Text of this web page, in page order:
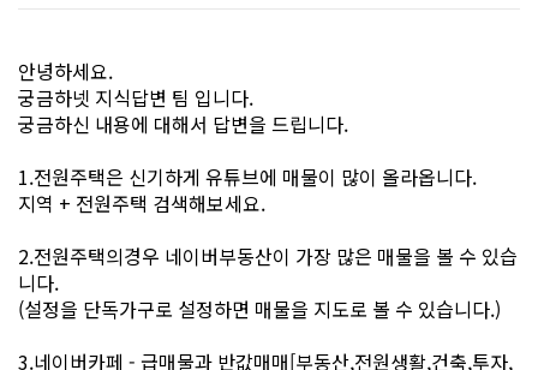
안녕하세요.
궁금하넷 지식답변 팀 입니다.
궁금하신 내용에 대해서 답변을 드립니다.
1.전원주택은 신기하게 유튜브에 매물이 많이 올라옵니다.
지역 + 전원주택 검색해보세요.
2.전원주택의경우 네이버부동산이 가장 많은 매물을 볼 수 있습
니다.
(설정을 단독가구로 설정하면 매물을 지도로 볼 수 있습니다.)
3.네이버카페 - 급매물과 반값매매[부동산,전원생활,건축,투자,